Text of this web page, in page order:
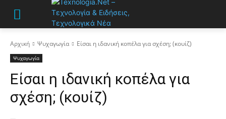
Αρχική Ψυχαγωγία Είσαι η ιδανική κοπέλα για σχέση; (κουίζ)
Ψυχαγωγία
Είσαι η ιδανική κοπέλα για
σχέση; (κουίζ)